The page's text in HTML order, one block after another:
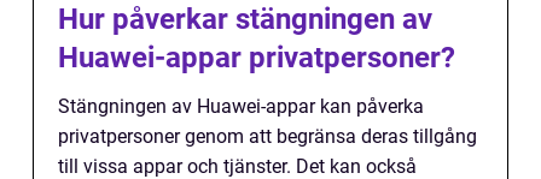
Hur påverkar stängningen av
Huawei-appar privatpersoner?
Stängningen av Huawei-appar kan påverka
privatpersoner genom att begränsa deras tillgång
till vissa appar och tjänster. Det kan också